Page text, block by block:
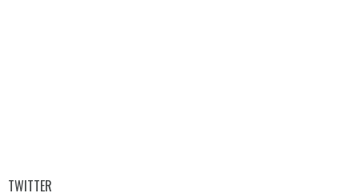
TWITTER